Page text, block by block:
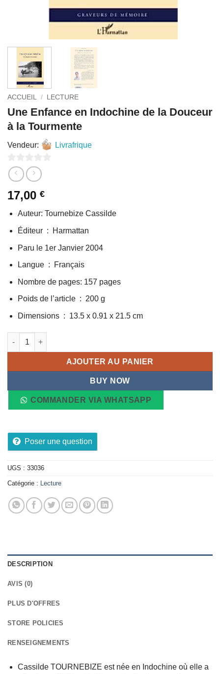
ACCUEIL / LECTURE
Une Enfance en Indochine de la Douceur
à la Tourmente
Vendeur: Livrafrique
0
sur
5
17,00 €
Auteur: Tournebize Cassilde
Éditeur ‏ : ‎ Harmattan
Paru le 1er Janvier 2004
Langue : ‎ Français‏
Nombre de pages: 157 pages
Poids de l’article ‏ : ‎ 200 g
Dimensions ‏ : ‎ 13.5 x 0.91 x 21.5 cm
quantité de Une Enfance en Indochine de la Douceur à la
AJOUTER AU PANIER
BUY NOW
COMMANDER VIA WHATSAPP
Poser une question
UGS : 33036
Catégorie : Lecture
DESCRIPTION
AVIS (0)
PLUS D'OFFRES
STORE POLICIES
RENSEIGNEMENTS
Cassilde TOURNEBIZE est née en Indochine où elle a